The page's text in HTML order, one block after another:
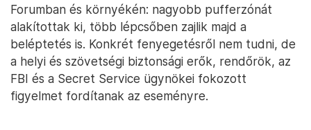
Forumban és környékén: nagyobb pufferzónát
alakítottak ki, több lépcsőben zajlik majd a
beléptetés is. Konkrét fenyegetésről nem tudni, de
a helyi és szövetségi biztonsági erők, rendőrök, az
FBI és a Secret Service ügynökei fokozott
figyelmet fordítanak az eseményre.